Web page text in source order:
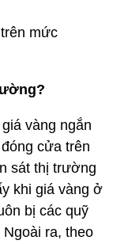
mức
vàng ngắn
cửa trên
sát thị trường
khi giá vàng ở
bị các quỹ
ra, theo